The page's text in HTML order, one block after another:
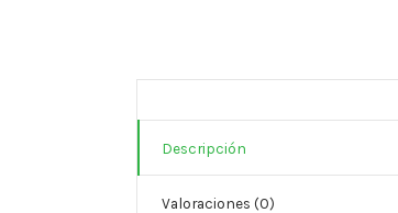
Descripción
Valoraciones (0)